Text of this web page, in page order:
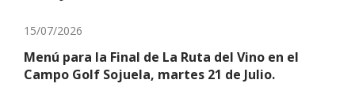
15/07/2026
Menú para la Final de La Ruta del Vino en el
Campo Golf Sojuela, martes 21 de Julio.